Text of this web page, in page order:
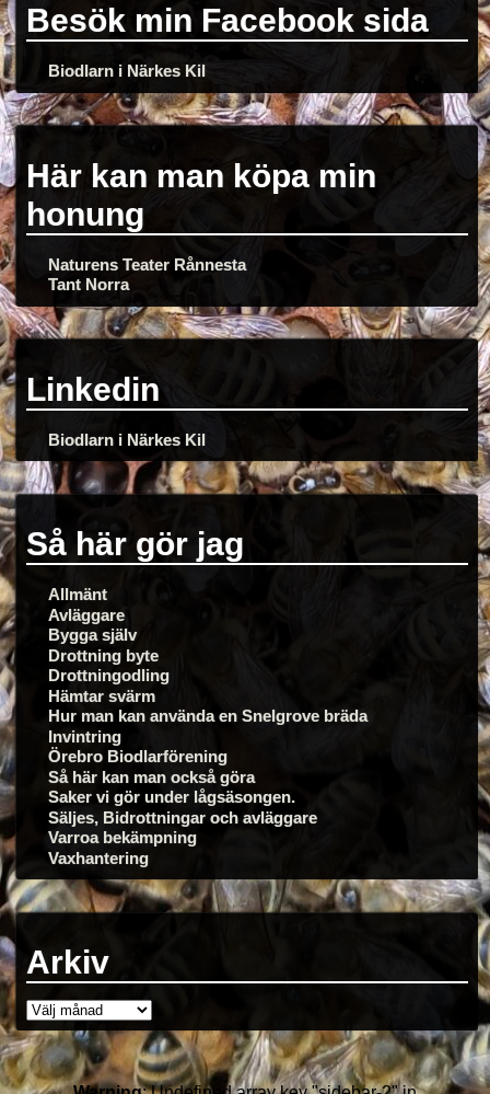
Besök min Facebook sida
Biodlarn i Närkes Kil
Här kan man köpa min
honung
Naturens Teater Rånnesta
Tant Norra
Linkedin
Biodlarn i Närkes Kil
Så här gör jag
Allmänt
Avläggare
Bygga själv
Drottning byte
Drottningodling
Hämtar svärm
Hur man kan använda en Snelgrove bräda
Invintring
Örebro Biodlarförening
Så här kan man också göra
Saker vi gör under lågsäsongen.
Säljes, Bidrottningar och avläggare
Varroa bekämpning
Vaxhantering
Arkiv